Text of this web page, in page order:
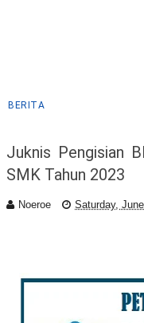
BERITA
Juknis Pengisian
SMK Tahun 2023
Noeroe Saturday,